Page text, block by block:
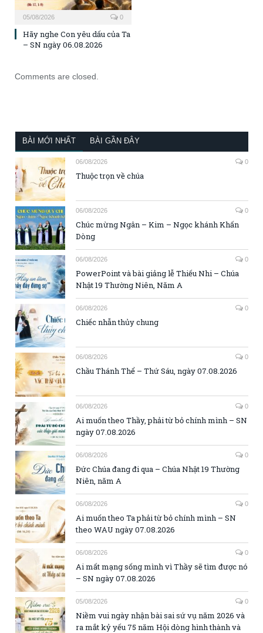
05/08/2026 0
Hãy nghe Con yêu dấu của Ta
– SN ngày 06.08.2026
Comments are closed.
BÀI MỚI NHẤT BÀI GẦN ĐÂY
06/08/2026 0
Thuộc trọn về chúa
06/08/2026 0
Chúc mừng Ngân – Kim – Ngọc khánh Khấn
Dòng
06/08/2026 0
PowerPoint và bài giảng lễ Thiếu Nhi – Chúa
Nhật 19 Thường Niên, Năm A
06/08/2026 0
Chiếc nhẫn thủy chung
06/08/2026 0
Chầu Thánh Thể – Thứ Sáu, ngày 07.08.2026
06/08/2026 0
Ai muốn theo Thầy, phải từ bỏ chính mình – SN
ngày 07.08.2026
06/08/2026 0
Đức Chúa đang đi qua – Chúa Nhật 19 Thường
Niên, năm A
06/08/2026 0
Ai muốn theo Ta phải từ bỏ chính mình – SN
theo WAU ngày 07.08.2026
06/08/2026 0
Ai mất mạng sống mình vì Thầy sẽ tìm được nó
– SN ngày 07.08.2026
05/08/2026 0
Niềm vui ngày nhận bài sai sứ vụ năm 2026 và
ra mắt kỷ yếu 75 năm Hội dòng hình thành và